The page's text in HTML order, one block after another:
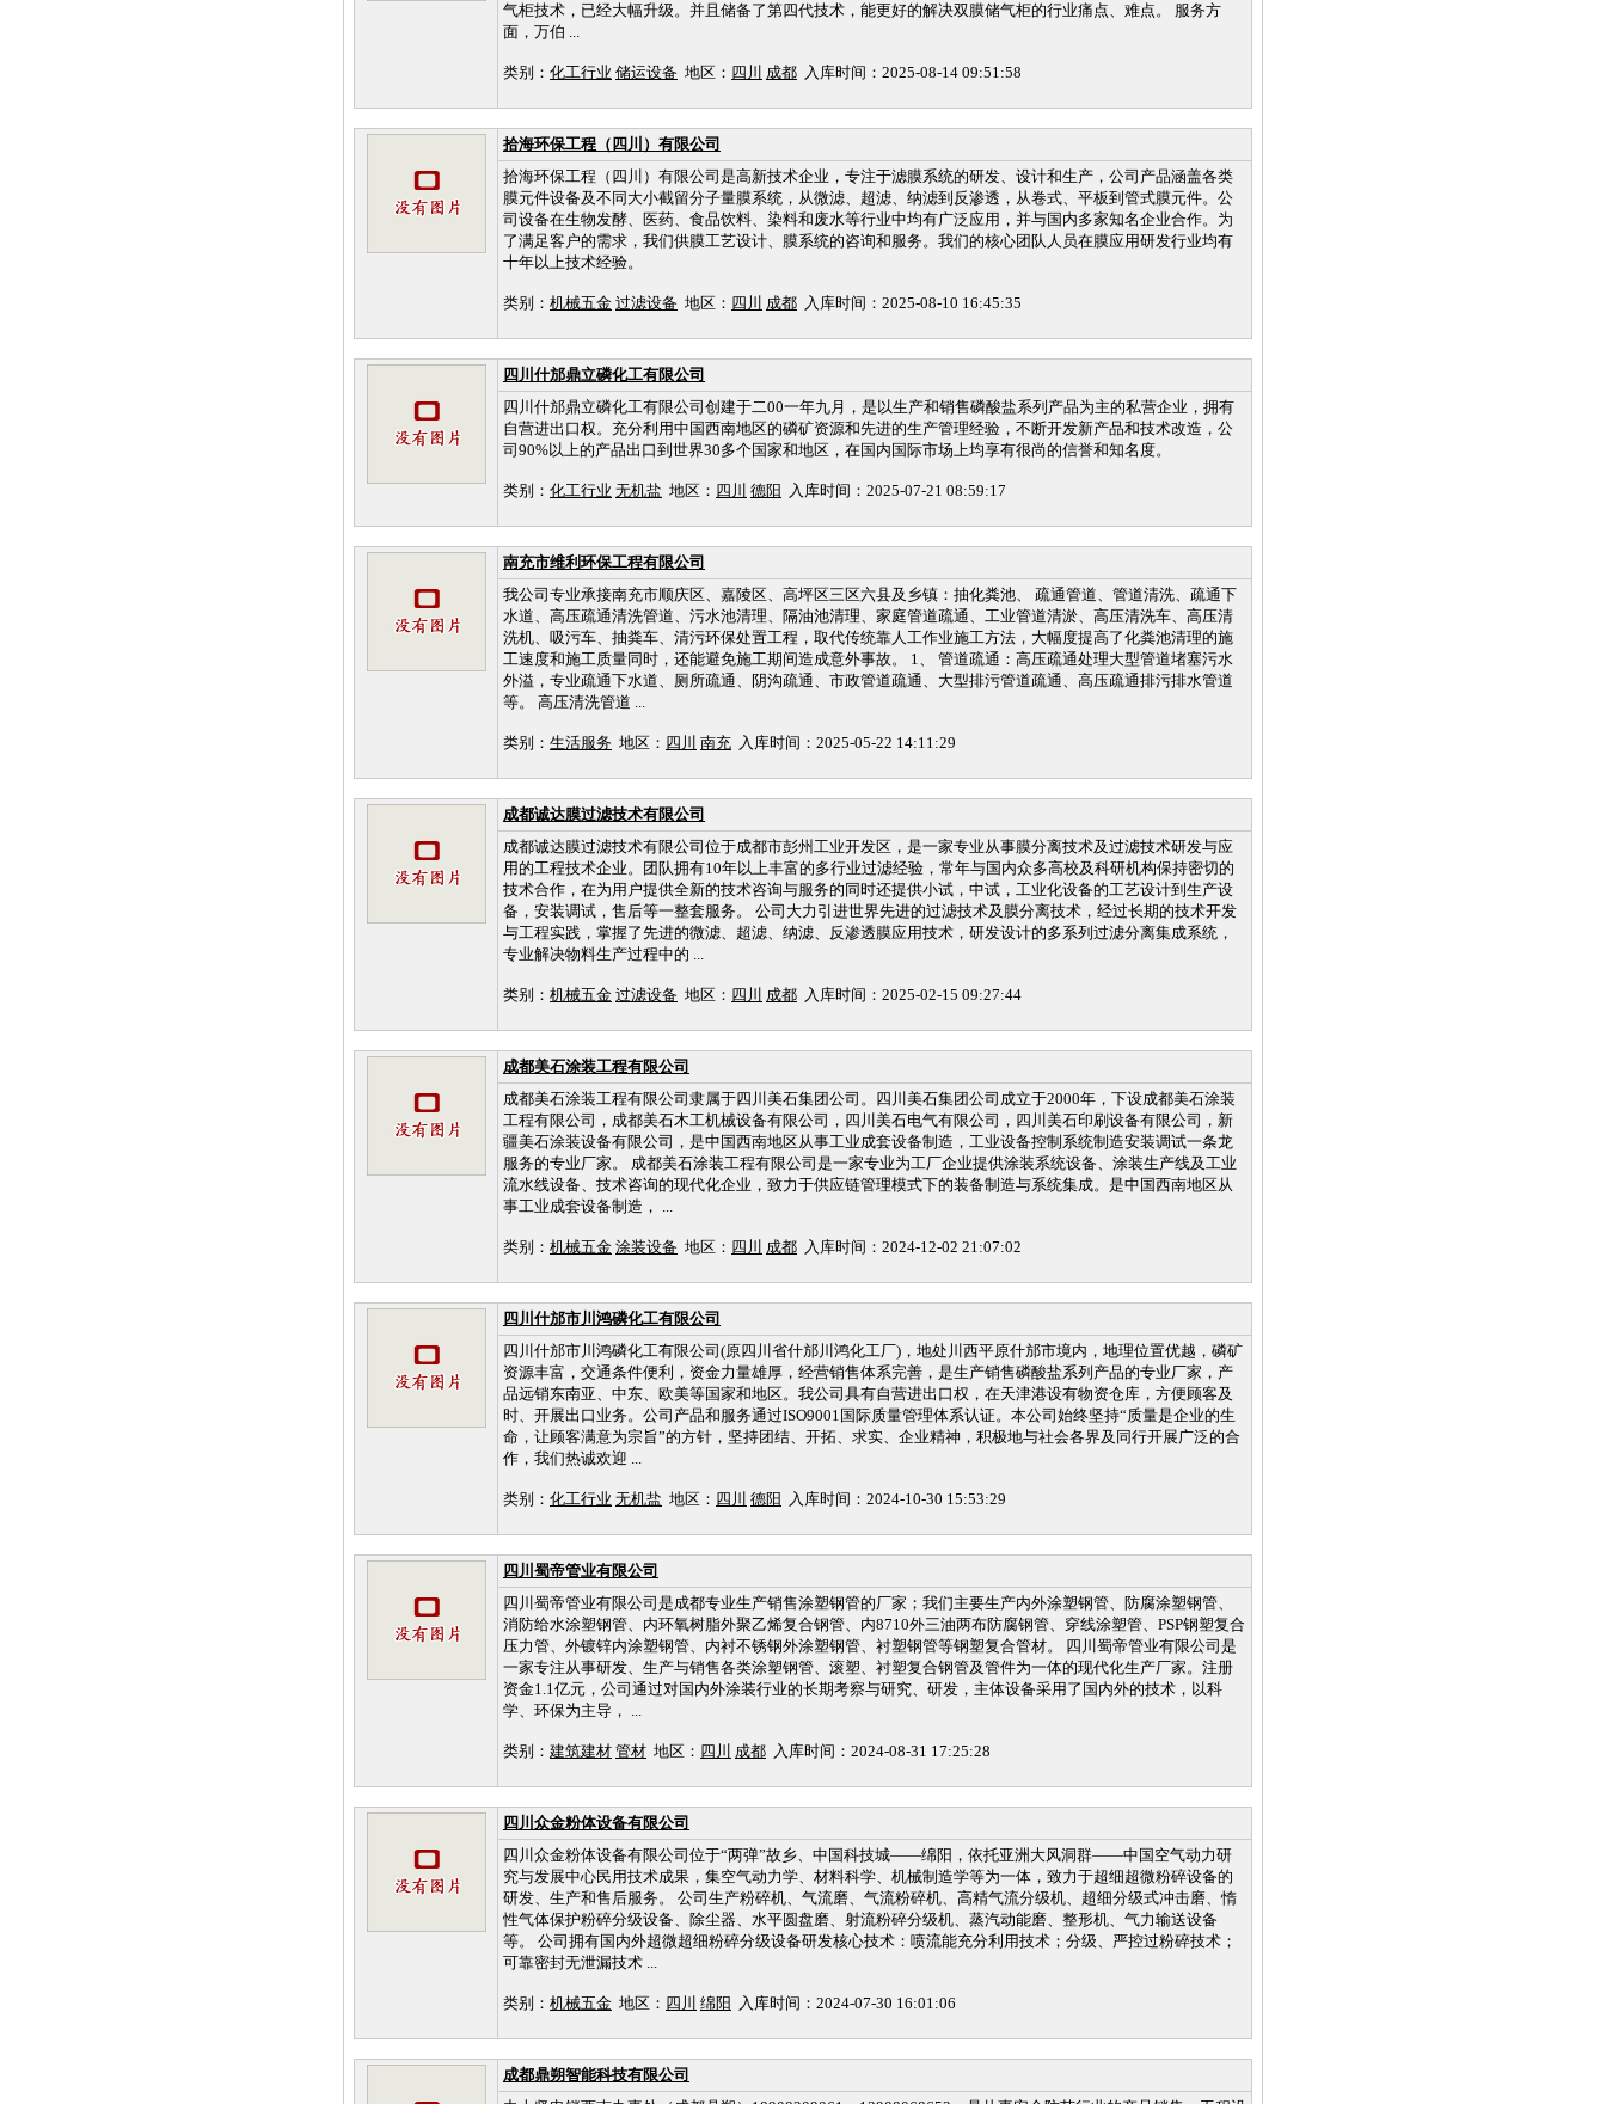
气柜技术，已经大幅升级。并且储备了第四代技术，能更好的解决双膜储气柜的行业痛点、难点。 服务方
面，万伯 ...
类别： 化工行业 储运设备 地区： 四川 成都 入库时间：2025-08-14 09:51:58
拾海环保工程（四川）有限公司
拾海环保工程（四川）有限公司是高新技术企业，专注于滤膜系统的研发、设计和生产，公司产品涵盖各类
膜元件设备及不同大小截留分子量膜系统，从微滤、超滤、纳滤到反渗透，从卷式、平板到管式膜元件。公
司设备在生物发酵、医药、食品饮料、染料和废水等行业中均有广泛应用，并与国内多家知名企业合作。为
了满足客户的需求，我们供膜工艺设计、膜系统的咨询和服务。我们的核心团队人员在膜应用研发行业均有
十年以上技术经验。
类别： 机械五金 过滤设备 地区： 四川 成都 入库时间：2025-08-10 16:45:35
四川什邡鼎立磷化工有限公司
四川什邡鼎立磷化工有限公司创建于二00一年九月，是以生产和销售磷酸盐系列产品为主的私营企业，拥有
自营进出口权。充分利用中国西南地区的磷矿资源和先进的生产管理经验，不断开发新产品和技术改造，公
司90%以上的产品出口到世界30多个国家和地区，在国内国际市场上均享有很尚的信誉和知名度。
类别： 化工行业 无机盐 地区： 四川 德阳 入库时间：2025-07-21 08:59:17
南充市维利环保工程有限公司
我公司专业承接南充市顺庆区、嘉陵区、高坪区三区六县及乡镇：抽化粪池、 疏通管道、管道清洗、疏通下
水道、高压疏通清洗管道、污水池清理、隔油池清理、家庭管道疏通、工业管道清淤、高压清洗车、高压清
洗机、吸污车、抽粪车、清污环保处置工程，取代传统靠人工作业施工方法，大幅度提高了化粪池清理的施
工速度和施工质量同时，还能避免施工期间造成意外事故。 1、 管道疏通：高压疏通处理大型管道堵塞污水
外溢，专业疏通下水道、厕所疏通、阴沟疏通、市政管道疏通、大型排污管道疏通、高压疏通排污排水管道
等。 高压清洗管道 ...
类别： 生活服务 地区： 四川 南充 入库时间：2025-05-22 14:11:29
成都诚达膜过滤技术有限公司
成都诚达膜过滤技术有限公司位于成都市彭州工业开发区，是一家专业从事膜分离技术及过滤技术研发与应
用的工程技术企业。团队拥有10年以上丰富的多行业过滤经验，常年与国内众多高校及科研机构保持密切的
技术合作，在为用户提供全新的技术咨询与服务的同时还提供小试，中试，工业化设备的工艺设计到生产设
备，安装调试，售后等一整套服务。 公司大力引进世界先进的过滤技术及膜分离技术，经过长期的技术开发
与工程实践，掌握了先进的微滤、超滤、纳滤、反渗透膜应用技术，研发设计的多系列过滤分离集成系统，
专业解决物料生产过程中的 ...
类别： 机械五金 过滤设备 地区： 四川 成都 入库时间：2025-02-15 09:27:44
成都美石涂装工程有限公司
成都美石涂装工程有限公司隶属于四川美石集团公司。四川美石集团公司成立于2000年，下设成都美石涂装
工程有限公司，成都美石木工机械设备有限公司，四川美石电气有限公司，四川美石印刷设备有限公司，新
疆美石涂装设备有限公司，是中国西南地区从事工业成套设备制造，工业设备控制系统制造安装调试一条龙
服务的专业厂家。 成都美石涂装工程有限公司是一家专业为工厂企业提供涂装系统设备、涂装生产线及工业
流水线设备、技术咨询的现代化企业，致力于供应链管理模式下的装备制造与系统集成。是中国西南地区从
事工业成套设备制造， ...
类别： 机械五金 涂装设备 地区： 四川 成都 入库时间：2024-12-02 21:07:02
四川什邡市川鸿磷化工有限公司
四川什邡市川鸿磷化工有限公司(原四川省什邡川鸿化工厂)，地处川西平原什邡市境内，地理位置优越，磷矿
资源丰富，交通条件便利，资金力量雄厚，经营销售体系完善，是生产销售磷酸盐系列产品的专业厂家，产
品远销东南亚、中东、欧美等国家和地区。我公司具有自营进出口权，在天津港设有物资仓库，方便顾客及
时、开展出口业务。公司产品和服务通过ISO9001国际质量管理体系认证。本公司始终坚持“质量是企业的生
命，让顾客满意为宗旨”的方针，坚持团结、开拓、求实、企业精神，积极地与社会各界及同行开展广泛的合
作，我们热诚欢迎 ...
类别： 化工行业 无机盐 地区： 四川 德阳 入库时间：2024-10-30 15:53:29
四川蜀帝管业有限公司
四川蜀帝管业有限公司是成都专业生产销售涂塑钢管的厂家；我们主要生产内外涂塑钢管、防腐涂塑钢管、
消防给水涂塑钢管、内环氧树脂外聚乙烯复合钢管、内8710外三油两布防腐钢管、穿线涂塑管、PSP钢塑复合
压力管、外镀锌内涂塑钢管、内衬不锈钢外涂塑钢管、衬塑钢管等钢塑复合管材。 四川蜀帝管业有限公司是
一家专注从事研发、生产与销售各类涂塑钢管、滚塑、衬塑复合钢管及管件为一体的现代化生产厂家。注册
资金1.1亿元，公司通过对国内外涂装行业的长期考察与研究、研发，主体设备采用了国内外的技术，以科
学、环保为主导， ...
类别： 建筑建材 管材 地区： 四川 成都 入库时间：2024-08-31 17:25:28
四川众金粉体设备有限公司
四川众金粉体设备有限公司位于“两弹”故乡、中国科技城——绵阳，依托亚洲大风洞群——中国空气动力研
究与发展中心民用技术成果，集空气动力学、材料科学、机械制造学等为一体，致力于超细超微粉碎设备的
研发、生产和售后服务。 公司生产粉碎机、气流磨、气流粉碎机、高精气流分级机、超细分级式冲击磨、惰
性气体保护粉碎分级设备、除尘器、水平圆盘磨、射流粉碎分级机、蒸汽动能磨、整形机、气力输送设备
等。 公司拥有国内外超微超细粉碎分级设备研发核心技术：喷流能充分利用技术；分级、严控过粉碎技术；
可靠密封无泄漏技术 ...
类别： 机械五金 地区： 四川 绵阳 入库时间：2024-07-30 16:01:06
成都鼎朔智能科技有限公司